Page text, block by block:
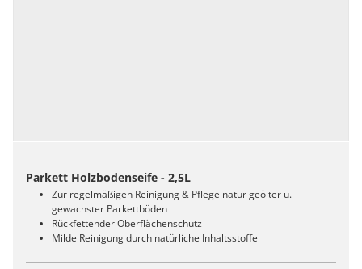
Parkett Holzbodenseife - 2,5L
Zur regelmäßigen Reinigung & Pflege natur geölter u.
gewachster Parkettböden
Rückfettender Oberflächenschutz
Milde Reinigung durch natürliche Inhaltsstoffe